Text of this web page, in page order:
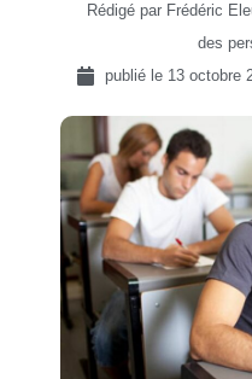
Rédigé par Frédéric
des
publié le 13 octobre